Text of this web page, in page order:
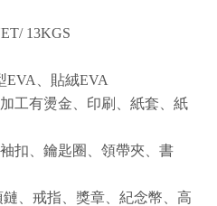
13KGS
EVA、貼絨EVA
工有燙金、印刷、紙套、紙
扣、鑰匙圈、領帶夾、書
、戒指、獎章、紀念幣、高